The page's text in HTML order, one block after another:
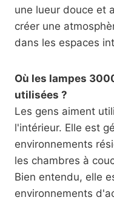
une lueur douce et
créer une
dans les espaces
Où les lampes
utilisées ?
Les gens aiment
l'intérieur. Elle est
environnements
les chambres à
Bien entendu, elle
environnements